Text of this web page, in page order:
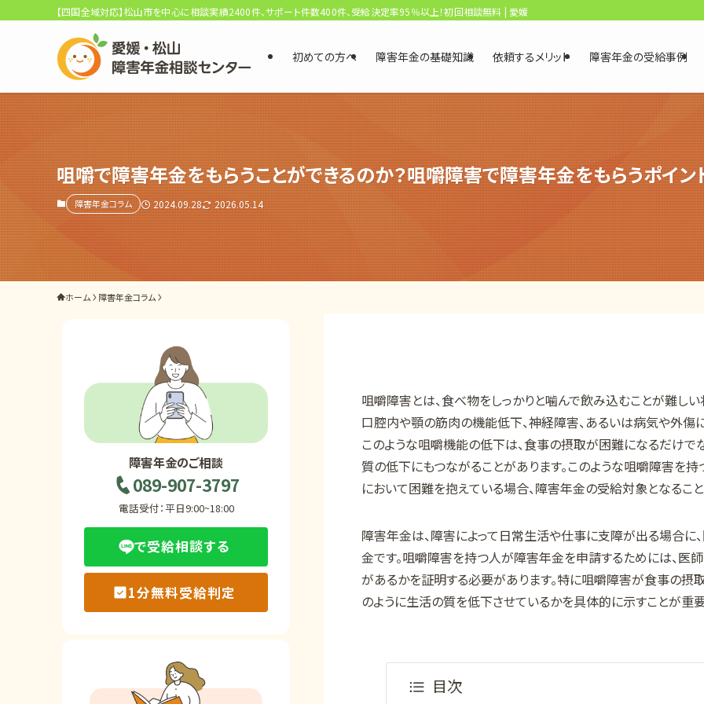
選ばれる3つの理由
初回相談料0円・受給後報酬型
サポート料金について
県内 No.1 の豊富な知識と経験
ご相談事例をみる
外出困難でもOK
障害年金の基礎知識
障害年金の金額
Q&A・相談事例
【四国全域対応】松山市を中心に相談実績2400件、サポート件数400件、受給決定率95％以上！初回相談無料 | 愛媛・松山障害年金相談センター
初めての方へ 障害年金の基礎知識 依頼するメリット 障害年金の受給事例
咀嚼で障害年金をもらうことができるのか？咀嚼障害で障害年金をもらうポイン
障害年金コラム 2024.09.28 2026.05.14
ホーム 障害年金コラム
咀嚼障害とは、食べ物をしっかりと噛んで飲み込むことが難し
口腔内や顎の筋肉の機能低下、神経障害、あるいは病気や外傷
このような咀嚼機能の低下は、食事の摂取が困難になるだけで
質の低下にもつながることがあります。このような咀嚼障害を
において困難を抱えている場合、障害年金の受給対象となること
障害年金は、障害によって日常生活や仕事に支障が出る場合に
金です。咀嚼障害を持つ人が障害年金を申請するためには、医
があるかを証明する必要があります。特に咀嚼障害が食事の摂
のように生活の質を低下させているかを具体的に示すことが重要
目次
障害年金のご相談
089-907-3797
電話受付：平日9:00~18:00
で受給相談する
1分無料受給判定